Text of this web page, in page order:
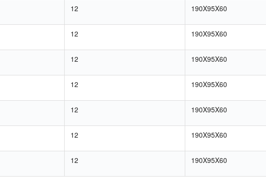
12 190X95X60
12 190X95X60
12 190X95X60
12 190X95X60
12 190X95X60
12 190X95X60
12 190X95X60